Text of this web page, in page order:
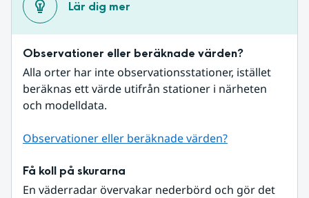
Lär dig mer
Observationer eller beräknade värden?
Alla orter har inte observationsstationer, istället
beräknas ett värde utifrån stationer i närheten
och modelldata.
Observationer eller beräknade värden?
Få koll på skurarna
En väderradar övervakar nederbörd och gör det